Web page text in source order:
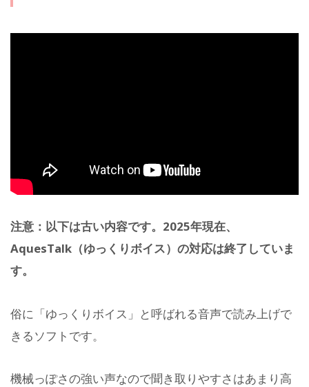
注意：以下は古い内容です。2025年現在、
AquesTalk（ゆっくりボイス）の対応は終了していま
す。
俗に「ゆっくりボイス」と呼ばれる音声で読み上げで
きるソフトです。
機械っぽさの強い声なので聞き取りやすさはあまり高